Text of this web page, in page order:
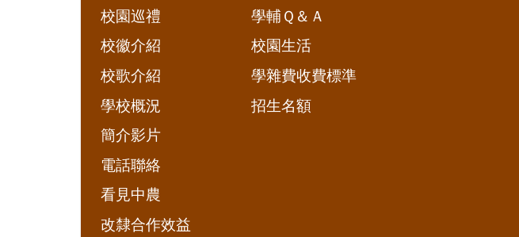
校園巡禮
校徽介紹
校歌介紹
學校概況
簡介影片
電話聯絡
看見中農
改隸合作效益
學輔Ｑ＆Ａ
校園生活
學雜費收費標準
招生名額